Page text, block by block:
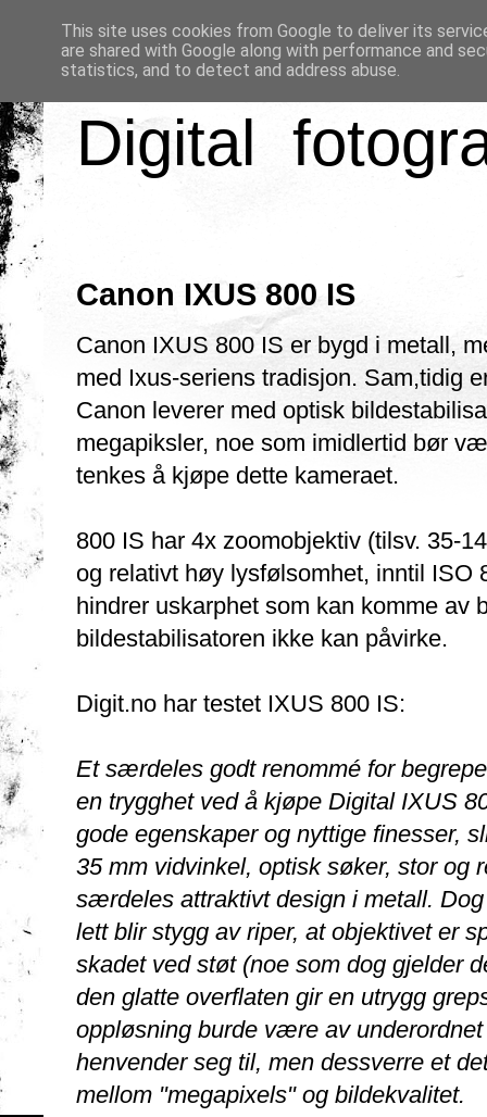
Digital
Canon IXUS 800 IS
Canon IXUS 800 IS er bygd i metall,
med Ixus-seriens tradisjon. Sam,tidig
Canon leverer med optisk
megapiksler, noe som imidlertid bør
tenkes å kjøpe dette kameraet.
800 IS har 4x zoomobjektiv (tilsv. 35-
og relativt høy lysfølsomhet, inntil ISO
hindrer uskarphet som kan komme av
bildestabilisatoren ikke kan påvirke.
Digit.no har testet IXUS 800 IS:
Et særdeles godt renommé for
en trygghet ved å kjøpe Digital IXUS
gode egenskaper og nyttige finesser,
35 mm vidvinkel, optisk søker, stor og
særdeles attraktivt design i metall.
lett blir stygg av riper, at objektivet er
skadet ved støt (noe som dog gjelder
den glatte overflaten gir en utrygg
oppløsning burde være av
henvender seg til, men dessverre et
mellom "megapixels" og bildekvalitet.
This site uses cookies from Google to deliver its
are shared with Google along with performance and
statistics, and to detect and address abuse.